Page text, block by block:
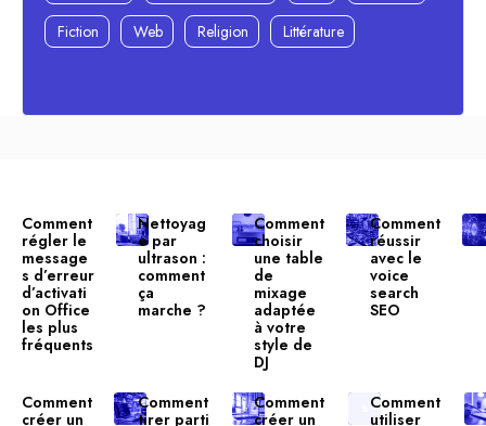
Fiction
Web Religion Littérature
Comment
régler le
message
s d’erreur
d’activati
on Office
les plus
fréquents
Nettoyag
e par
ultrason :
comment
ça
marche ?
Comment
choisir
une table
de
mixage
adaptée
à votre
style de
DJ
Comment
réussir
avec le
voice
search
SEO
Comment
créer un
Comment
tirer parti
Comment
créer un
Comment
utiliser